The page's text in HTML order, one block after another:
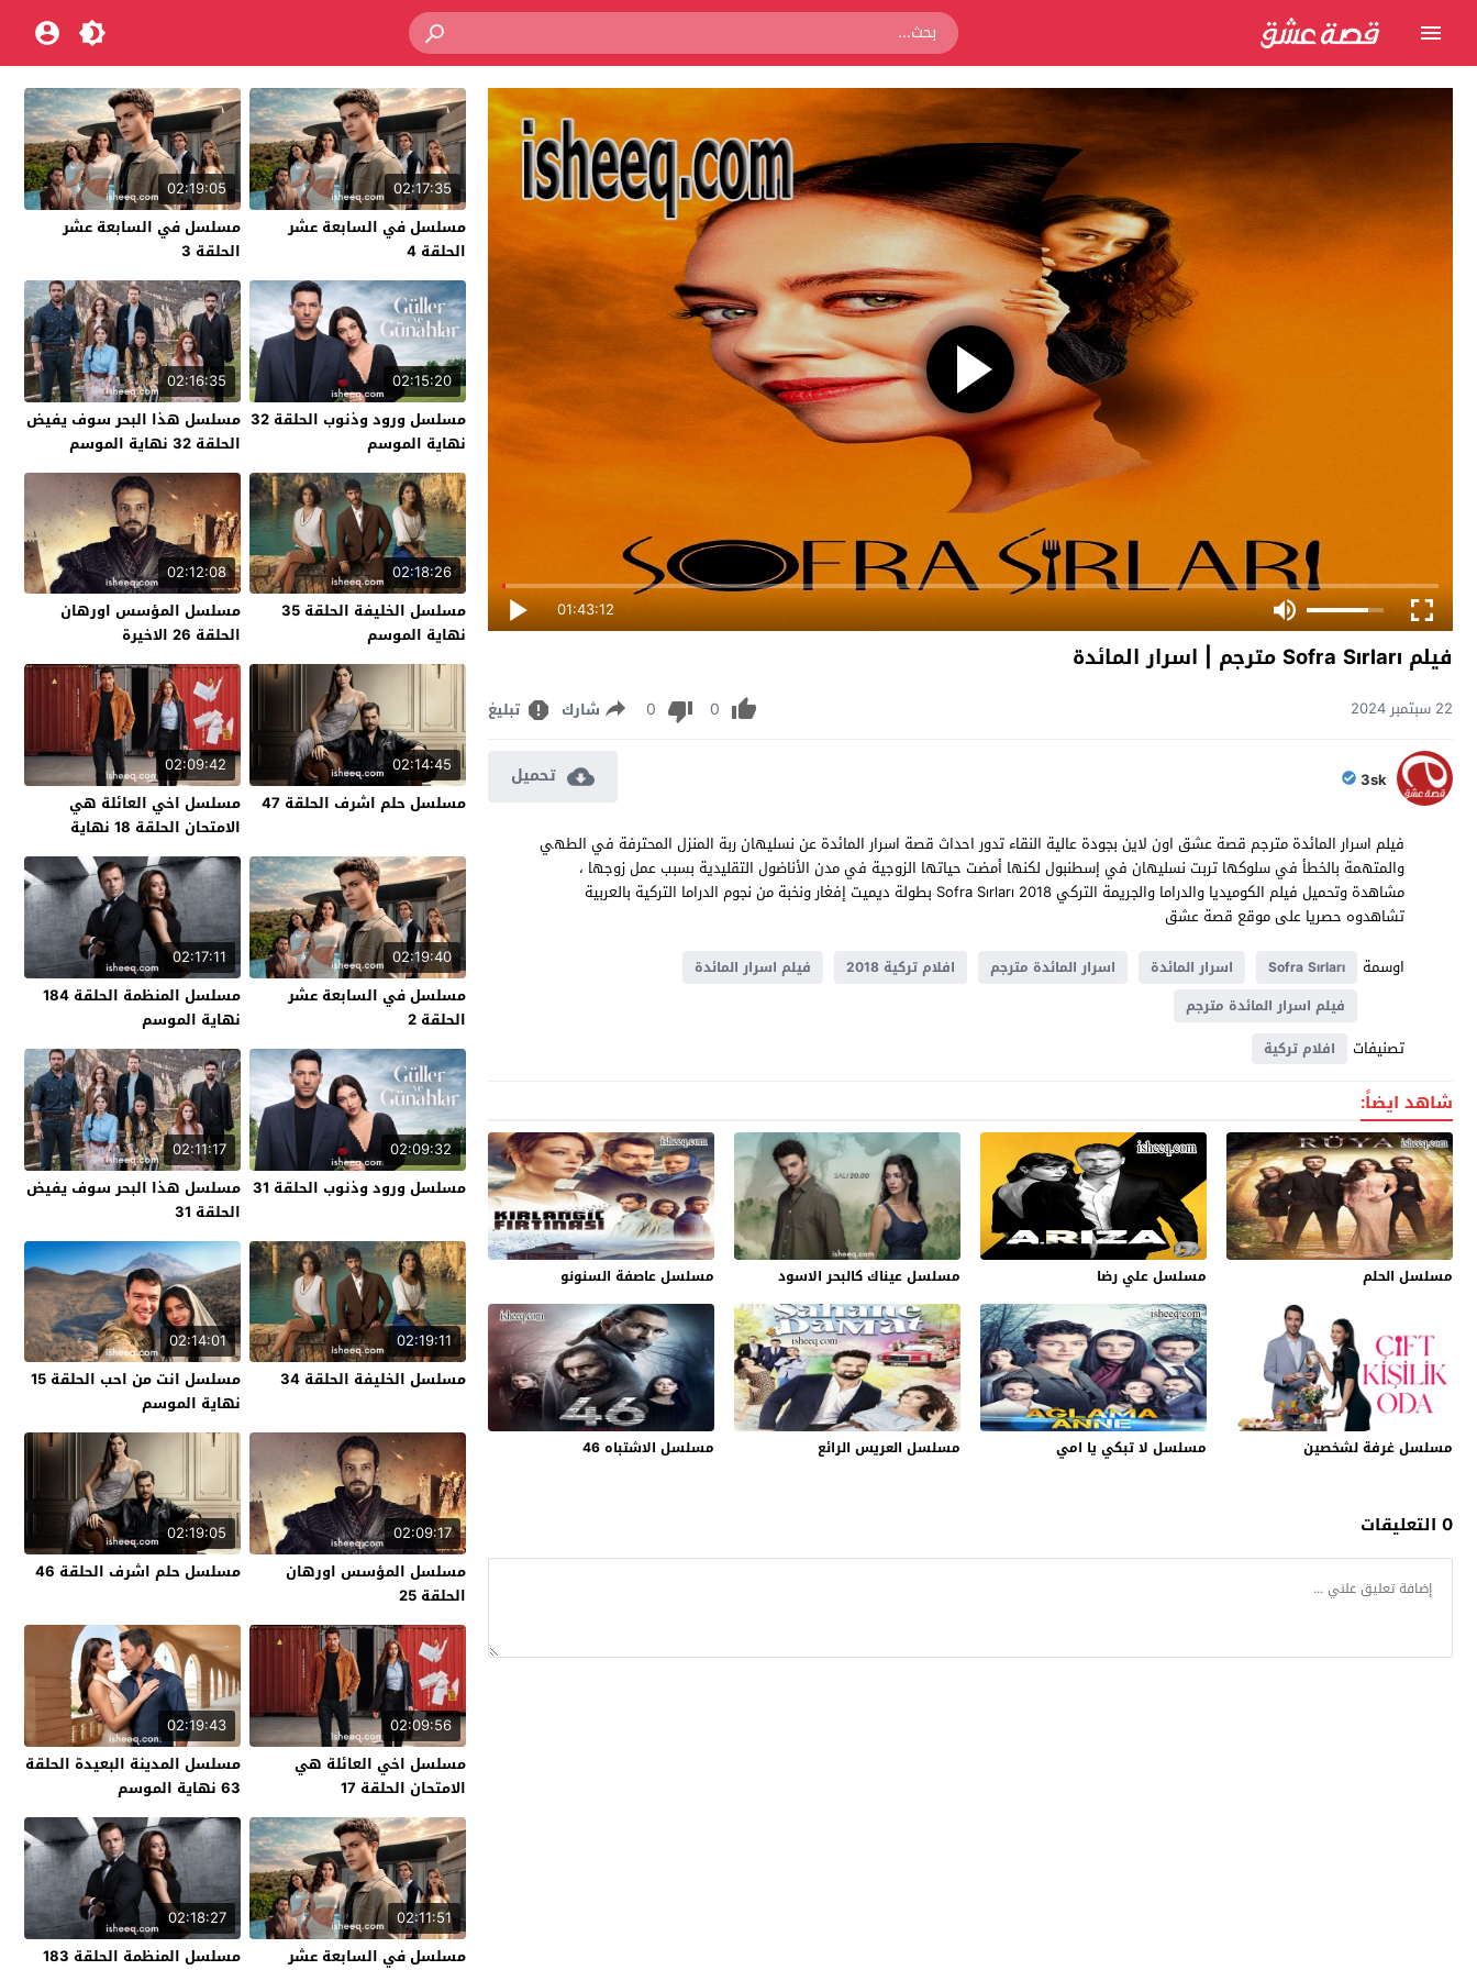
01:43:12
فيلم Sofra Sırları مترجم | اسرار المائدة
22 سبتمبر 2024 0
0 شارك تبليغ
3sk تحميل
فيلم اسرار المائدة مترجم قصة عشق اون لاين بجودة عالية النقاء تدور احداث قصة اسرار المائدة عن نسليهان ربة المنزل المحترفة في الطهي
والمتهمة بالخطأ في سلوكها تربت نسليهان في إسطنبول لكنها أمضت حياتها الزوجية في مدن الأناضول التقليدية بسبب عمل زوجها ،
مشاهدة وتحميل فيلم الكوميديا والدراما والجريمة التركي Sofra Sırları 2018 بطولة ديميت إفغار ونخبة من نجوم الدراما التركية بالعربية
تشاهدوه حصريا على موقع قصة عشق
اوسمة
Sofra Sırları اسرار المائدة اسرار المائدة مترجم افلام تركية 2018
فيلم اسرار المائدة
فيلم اسرار المائدة مترجم
تصنيفات افلام تركية
شاهد ايضاً:
مسلسل الحلم مسلسل علي رضا مسلسل عيناك كالبحر الاسود مسلسل عاصفة السنونو
مسلسل غرفة لشخصين مسلسل لا تبكي يا امي مسلسل العريس الرائع مسلسل الاشتباه 46
0 التعليقات
02:17:35
مسلسل في السابعة عشر
الحلقة 4
02:19:05
مسلسل في السابعة عشر
الحلقة 3
02:15:20
مسلسل ورود وذنوب الحلقة 32
نهاية الموسم
02:16:35
مسلسل هذا البحر سوف يفيض
الحلقة 32 نهاية الموسم
02:18:26
مسلسل الخليفة الحلقة 35
نهاية الموسم
02:12:08
مسلسل المؤسس اورهان
الحلقة 26 الاخيرة
02:14:45
مسلسل حلم اشرف الحلقة 47
02:09:42
مسلسل اخي العائلة هي
الامتحان الحلقة 18 نهاية
الموسم
02:19:40
مسلسل في السابعة عشر
الحلقة 2
02:17:11
مسلسل المنظمة الحلقة 184
نهاية الموسم
02:09:32
مسلسل ورود وذنوب الحلقة 31
02:11:17
مسلسل هذا البحر سوف يفيض
الحلقة 31
02:19:11
مسلسل الخليفة الحلقة 34
02:14:01
مسلسل انت من احب الحلقة 15
نهاية الموسم
02:09:17
مسلسل المؤسس اورهان
الحلقة 25
02:19:05
مسلسل حلم اشرف الحلقة 46
02:09:56
مسلسل اخي العائلة هي
الامتحان الحلقة 17
02:19:43
مسلسل المدينة البعيدة الحلقة
63 نهاية الموسم
02:11:51
مسلسل في السابعة عشر
02:18:27
مسلسل المنظمة الحلقة 183